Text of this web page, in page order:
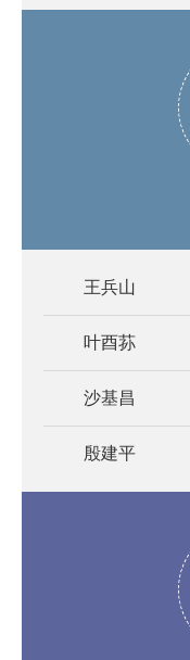
王兵山
叶酉荪
沙基昌
殷建平